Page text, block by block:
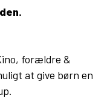
forældre &
at give børn en